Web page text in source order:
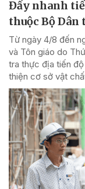
Đẩy nhanh
thuộc Bộ Dân
Từ ngày 4/8 đến
và Tôn giáo do
tra thực địa tiến
thiện cơ sở vật